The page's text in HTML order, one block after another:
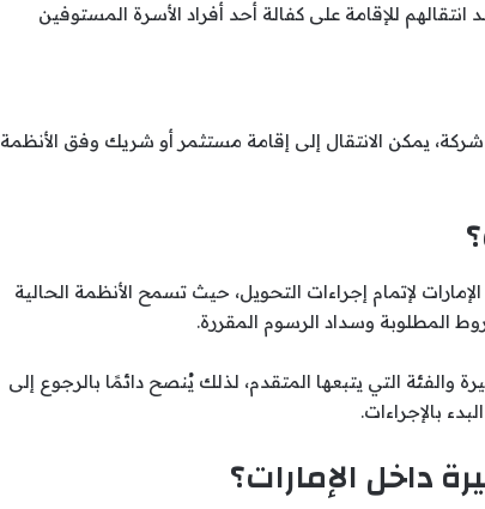
للإقامة على كفالة أحد أفراد الأسرة المستوفين
يمكن الانتقال إلى إقامة مستثمر أو شريك وفق الأنظمة
لإتمام إجراءات التحويل، حيث تسمح الأنظمة الحالية
المطلوبة وسداد الرسوم المقررة.
التي يتبعها المتقدم، لذلك يُنصح دائمًا بالرجوع إلى
بالإجراءات.
داخل الإمارات؟